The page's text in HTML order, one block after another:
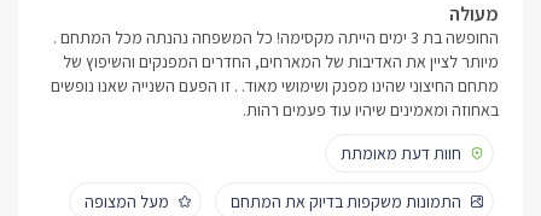
מעולה
החופשה בת 3 ימים הייתה מקסימה! כל המשפחה נהנתה מכל המתחם .
מיותר לציין את האדיבות של המארחים, החדרים המפנקים והשיפוץ של
מתחם החיצוני שהינו מפנק ושימושי מאוד. . זו הפעם השנייה שאנו נופשים
באחוזה ומאמינים שיהיו עוד פעמים רהות.
חוות דעת מאומתת
התמונות משקפות בדיוק את המתחם מעל המצופה